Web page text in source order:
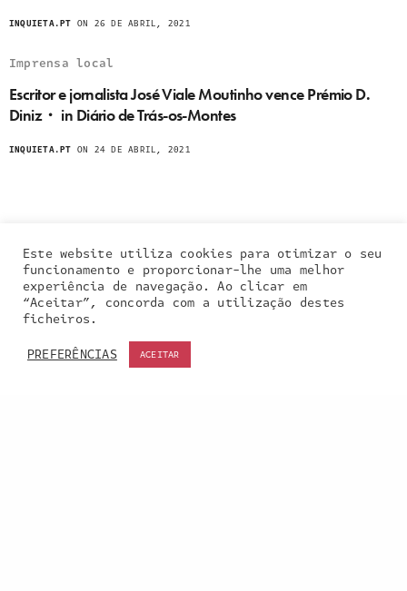
INQUIETA.PT ON 26 DE ABRIL, 2021
Imprensa local
Escritor e jornalista José Viale Moutinho vence Prémio D.
Diniz・ in Diário de Trás-os-Montes
INQUIETA.PT ON 24 DE ABRIL, 2021
Este website utiliza cookies para otimizar o seu
funcionamento e proporcionar-lhe uma melhor
experiência de navegação. Ao clicar em
“Aceitar”, concorda com a utilização destes
ficheiros.
PREFERÊNCIAS
ACEITAR
Our site uses cookies. Learn more about our use of
cookies:cookie policy
ACCEPT